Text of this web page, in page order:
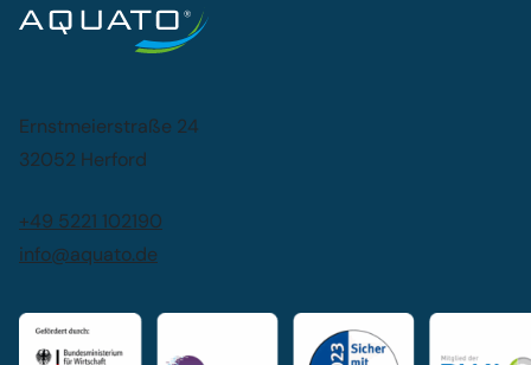
Ernstmeierstraße 24
32052 Herford
+49 5221 102190
info@aquato.de